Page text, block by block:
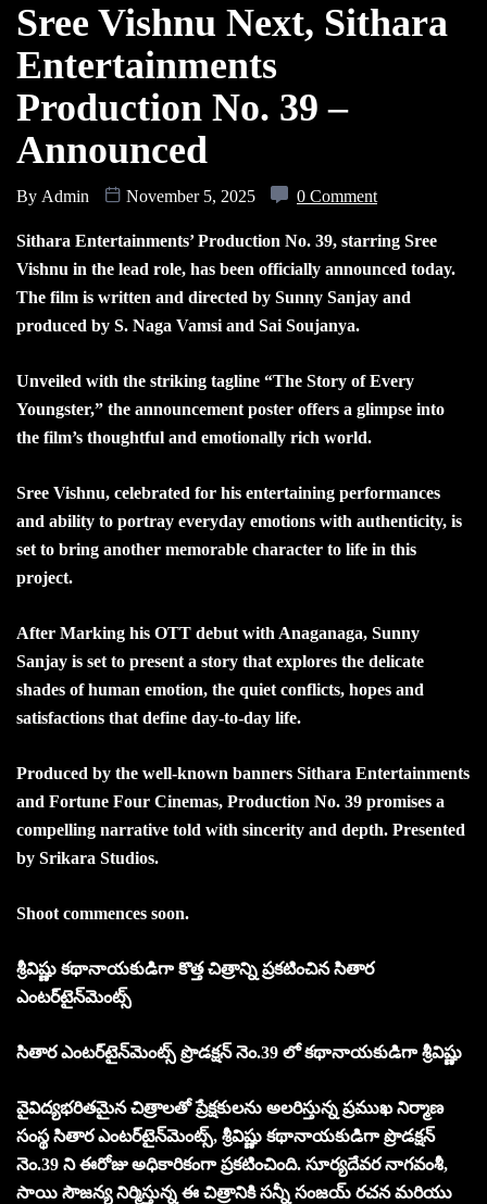
Sree Vishnu Next, Sithara
Entertainments
Production No. 39 –
Announced
By Admin November 5, 2025 0 Comment
Sithara Entertainments’ Production No. 39, starring Sree
Vishnu in the lead role, has been officially announced today.
The film is written and directed by Sunny Sanjay and
produced by S. Naga Vamsi and Sai Soujanya.
Unveiled with the striking tagline “The Story of Every
Youngster,” the announcement poster offers a glimpse into
the film’s thoughtful and emotionally rich world.
Sree Vishnu, celebrated for his entertaining performances
and ability to portray everyday emotions with authenticity, is
set to bring another memorable character to life in this
project.
After Marking his OTT debut with Anaganaga, Sunny
Sanjay is set to present a story that explores the delicate
shades of human emotion, the quiet conflicts, hopes and
satisfactions that define day-to-day life.
Produced by the well-known banners Sithara Entertainments
and Fortune Four Cinemas, Production No. 39 promises a
compelling narrative told with sincerity and depth. Presented
by Srikara Studios.
Shoot commences soon.
శ్రీవిష్ణు కథానాయకుడిగా కొత్త చిత్రాన్ని ప్రకటించిన సితార
ఎంటర్‌టైన్‌మెంట్స్
సితార ఎంటర్‌టైన్‌మెంట్స్ ప్రొడక్షన్ నెం.39 లో కథానాయకుడిగా శ్రీవిష్ణు
వైవిద్యభరితమైన చిత్రాలతో ప్రేక్షకులను అలరిస్తున్న ప్రముఖ నిర్మాణ
సంస్థ సితార ఎంటర్‌టైన్‌మెంట్స్, శ్రీవిష్ణు కథానాయకుడిగా ప్రొడక్షన్
నెం.39 ని ఈరోజు అధికారికంగా ప్రకటించింది. సూర్యదేవర నాగవంశీ,
సాయి సౌజన్య నిర్మిస్తున్న ఈ చిత్రానికి సన్నీ సంజయ్ రచన మరియు